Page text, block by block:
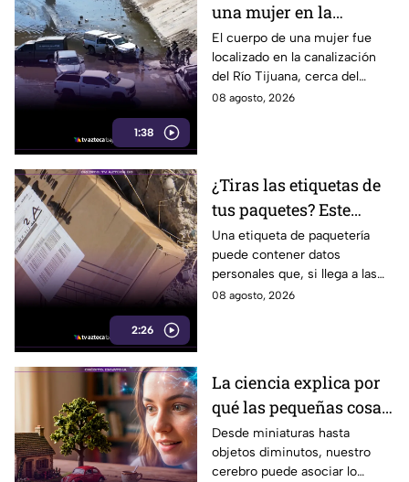
1:38
una mujer en la
canalización del Río
Tijuana; presentaba
quemaduras
El cuerpo de una mujer fue
localizado en la canalización
del Río Tijuana, cerca del
cruce fronterizo, durante la
08 agosto, 2026
2:26
¿Tiras las etiquetas de
tus paquetes? Este
pequeño descuido
podría ponerte en
riesgo en Tijuana
Una etiqueta de paquetería
puede contener datos
personales que, si llega a las
manos equivocadas, podrían
08 agosto, 2026
La ciencia explica por
qué las pequeñas cosas
nos parecen tan
adorables
Desde miniaturas hasta
objetos diminutos, nuestro
cerebro puede asociar lo